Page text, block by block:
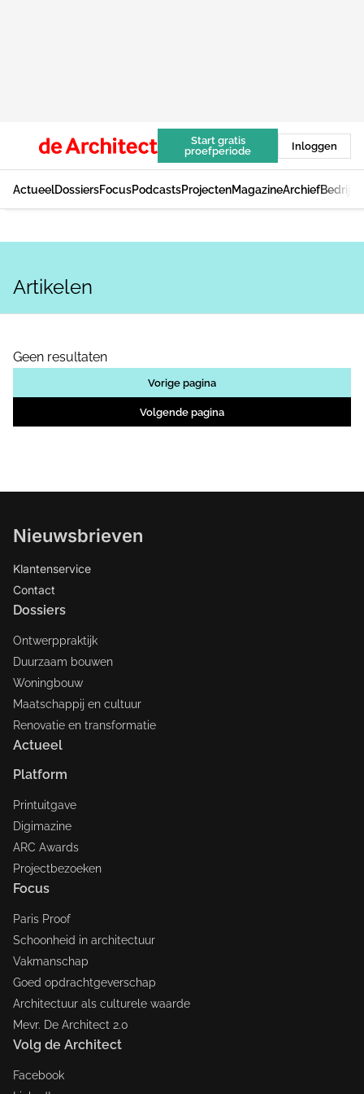
Start gratis
proefperiode
Inloggen
ActueelDossiersFocusPodcastsProjectenMagazineArchief
Artikelen
Geen resultaten
Vorige pagina
Volgende pagina
Nieuwsbrieven
Klantenservice
Contact
Dossiers
Ontwerppraktijk
Duurzaam bouwen
Woningbouw
Maatschappij en cultuur
Renovatie en transformatie
Actueel
Platform
Printuitgave
Digimazine
ARC Awards
Projectbezoeken
Focus
Paris Proof
Schoonheid in architectuur
Vakmanschap
Goed opdrachtgeverschap
Architectuur als culturele waarde
Mevr. De Architect 2.0
Volg de Architect
Facebook